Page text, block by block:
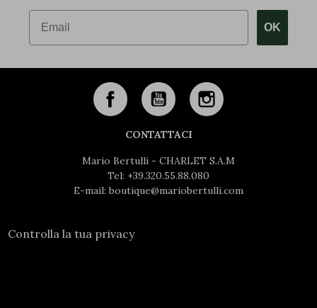
Email
OK
CONTATTACI
Mario Bertulli - CHARLET S.A.M
Tel: +39.320.55.88.080
E-mail: boutique@mariobertulli.com
Controlla la tua privacy